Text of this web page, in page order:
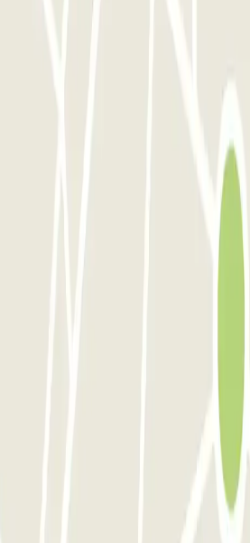
place I should park the car in. There
marked in them, the operator at
which I should park my car. Operator
dans le parking. Peu lumineux.